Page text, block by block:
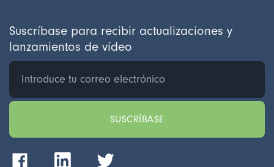
Suscríbase para recibir actualizaciones y
lanzamientos de vídeo